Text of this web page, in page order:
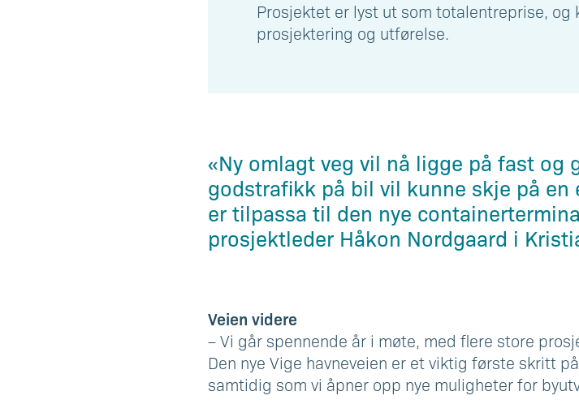
Prosjektet er lyst ut som totalentreprise,
prosjektering og utførelse.
«Ny omlagt veg vil nå ligge på fast og
godstrafikk på bil vil kunne skje på
er tilpassa til den nye
prosjektleder Håkon Nordgaard i
Veien videre
– Vi går spennende år i møte, med flere store
Den nye Vige havneveien er et viktig første skritt
samtidig som vi åpner opp nye muligheter for